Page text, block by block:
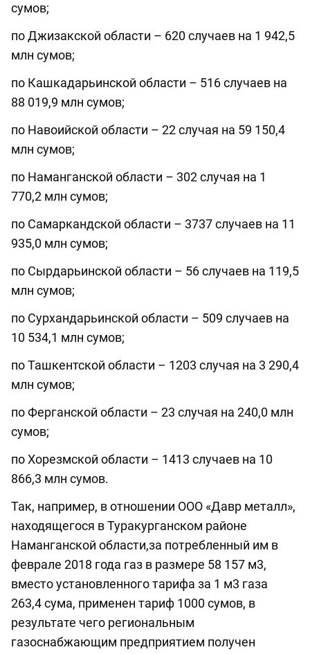
сумов;
по Джизакской области – 620 случаев на 1 942,5
млн сумов;
по Кашкадарьинской области – 516 случаев на
88 019,9 млн сумов;
по Навоийской области – 22 случая на 59 150,4
млн сумов;
по Наманганской области – 302 случая на 1
770,2 млн сумов;
по Самаркандской области – 3737 случаев на 11
935,0 млн сумов;
по Сырдарьинской области – 56 случаев на 119,5
млн сумов;
по Сурхандарьинской области – 509 случаев на
10 534,1 млн сумов;
по Ташкентской области – 1203 случая на 3 290,4
млн сумов;
по Ферганской области – 23 случая на 240,0 млн
сумов;
по Хорезмской области – 1413 случаев на 10
866,3 млн сумов.
Так, например, в отношении ООО «Давр металл»,
находящегося в Туракурганском районе
Наманганской области,за потребленный им в
феврале 2018 года газ в размере 58 157 м3,
вместо установленного тарифа за 1 м3 газа
263,4 сума, применен тариф 1000 сумов, в
результате чего региональным
газоснабжающим предприятием получен